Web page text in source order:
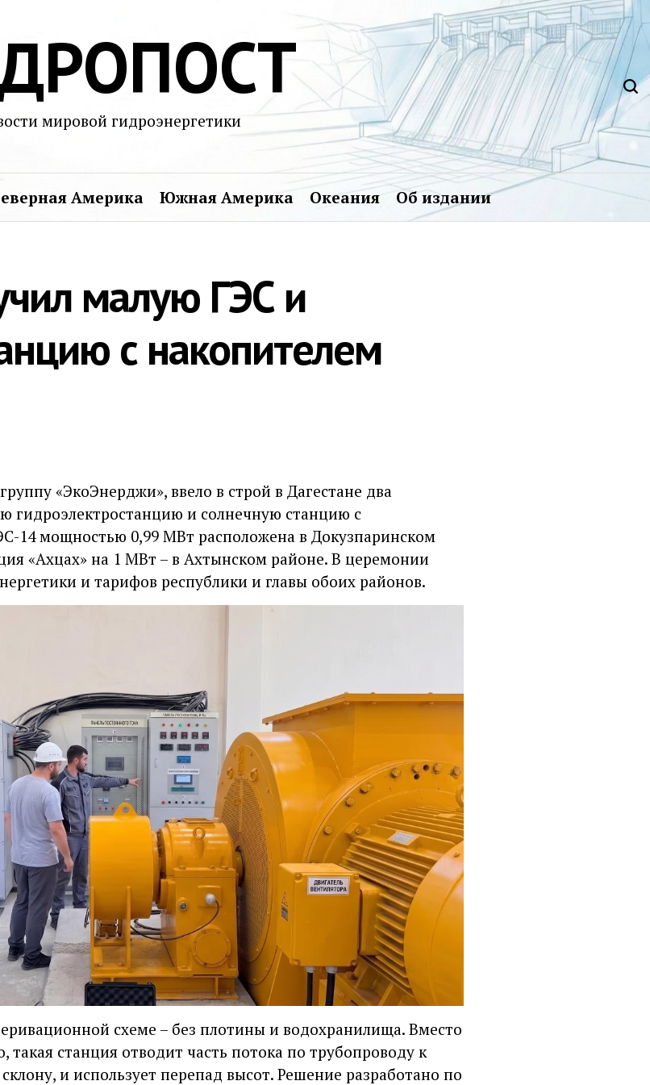
мировой гидроэнергетики
Америка Южная Америка Океания Об издании
малую ГЭС и
с накопителем
«ЭкоЭнерджи», ввело в строй в Дагестане два
гидроэлектростанцию и солнечную станцию с
14 мощностью 0,99 МВт расположена в Докузпаринском
«Ахцах» на 1 МВт – в Ахтынском районе. В церемонии
и тарифов республики и главы обоих районов.
схеме – без плотины и водохранилища. Вместо
такая станция отводит часть потока по трубопроводу к
и использует перепад высот. Решение разработано по